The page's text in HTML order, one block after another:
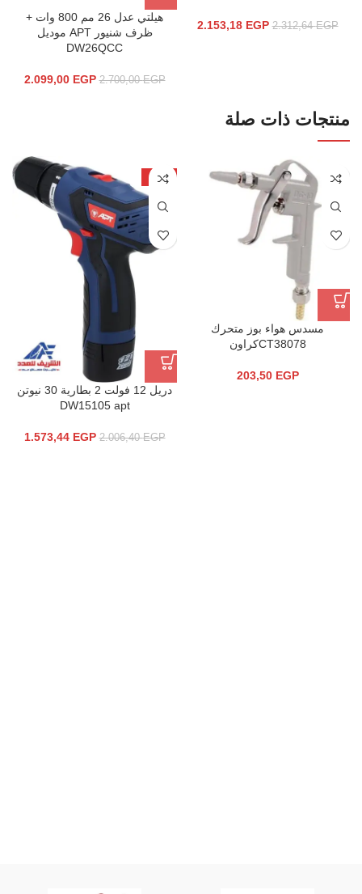
2.312,64EGP
2.153,18 EGP
هيلتي عدل 26 مم 800 وات +
ظرف شنيور APT موديل
DW26QCC
2.700,00EGP
2.099,00 EGP
منتجات ذات صلة
مسدس هواء بوز متحرك
CT38078كراون
203,50 EGP
-22%
دريل 12 فولت 2 بطارية 30 نيوتن
DW15105 apt
2.006,40EGP
1.573,44 EGP